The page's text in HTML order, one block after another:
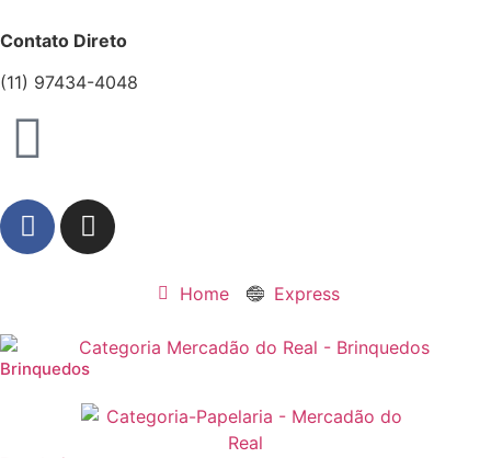
Contato Direto
(11) 97434-4048
Home Express
Brinquedos